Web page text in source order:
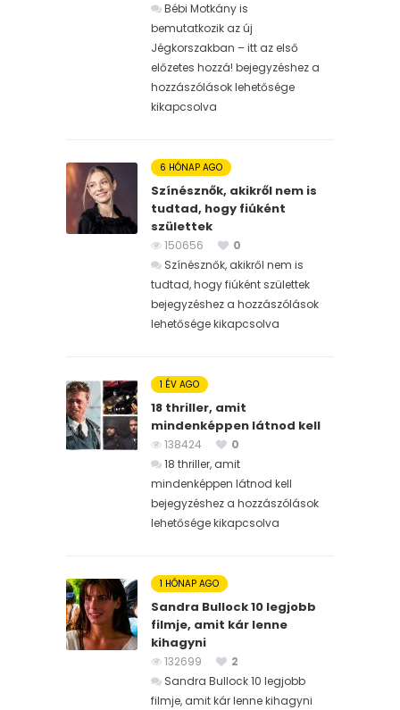
Bébi Motkány is
bemutatkozik az új
Jégkorszakban – itt az első
előzetes hozzá! bejegyzéshez a
hozzászólások lehetősége
kikapcsolva
6 HÓNAP AGO
Színésznők, akikről nem is
tudtad, hogy fiúként
születtek
150656
0
Színésznők, akikről nem is
tudtad, hogy fiúként születtek
bejegyzéshez a hozzászólások
lehetősége kikapcsolva
1 ÉV AGO
18 thriller, amit
mindenképpen látnod kell
138424
0
18 thriller, amit
mindenképpen látnod kell
bejegyzéshez a hozzászólások
lehetősége kikapcsolva
1 HÓNAP AGO
Sandra Bullock 10 legjobb
filmje, amit kár lenne
kihagyni
132699
2
Sandra Bullock 10 legjobb
filmje, amit kár lenne kihagyni